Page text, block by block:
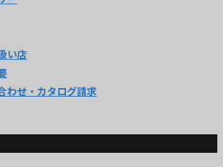
い店
わせ・カタログ請求
FL_TEST